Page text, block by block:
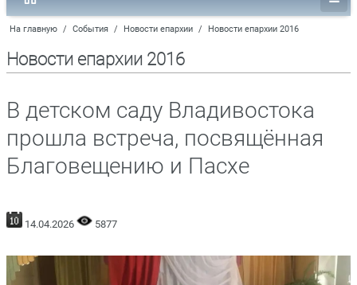
На главную / События / Новости епархии / Новости епархии 2016
Новости епархии 2016
В детском саду Владивостока
прошла встреча, посвящённая
Благовещению и Пасхе
14.04.2026 5877